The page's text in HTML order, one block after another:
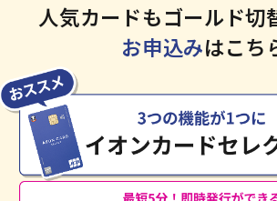
人気カードもゴールド切
お申込みはこち